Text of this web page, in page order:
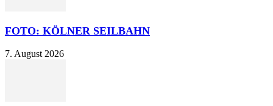
FOTO: KÖLNER SEILBAHN
7. August 2026